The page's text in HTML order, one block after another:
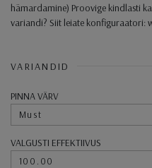
hämardamine) Proovige kindlasti
variandi? Siit leiate konfiguraatori:
VARIANDID
PINNA VÄRV
Must
VALGUSTI EFFEKTIIVUS
100.00